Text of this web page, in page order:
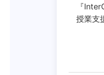
『
授業支